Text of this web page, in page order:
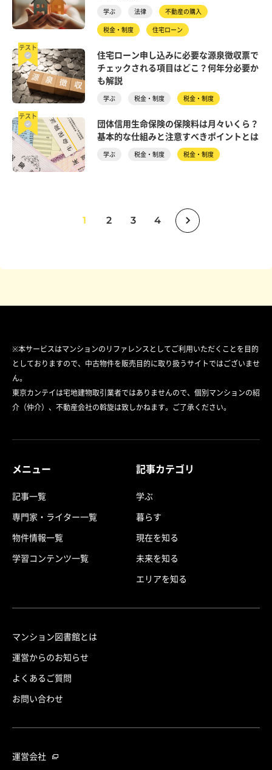
学ぶ 法律 不動産の購入
税金・制度 住宅ローン
テスト
住宅ローン申し込みに必要な源泉徴収票で
チェックされる項目はどこ？何年分必要か
も解説
学ぶ 税金・制度 税金・制度
テスト
団体信用生命保険の保険料は月々いくら？
基本的な仕組みと注意すべきポイントとは
学ぶ 税金・制度 税金・制度
1 2 3 4
※本サービスはマンションのリファレンスとしてご利用いただくことを目的
としておりますので、中古物件を販売目的に取り扱うサイトではございませ
ん。
東京カンテイは宅地建物取引業者ではありませんので、個別マンションの紹
介（仲介）、不動産会社の斡旋は致しかねます。ご了承ください。
メニュー
記事一覧
専門家・ライター一覧
物件情報一覧
学習コンテンツ一覧
記事カテゴリ
学ぶ
暮らす
現在を知る
未来を知る
エリアを知る
マンション図書館とは
運営からのお知らせ
よくあるご質問
お問い合わせ
運営会社